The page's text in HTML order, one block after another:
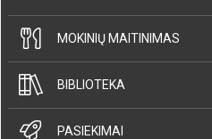
MOKINIŲ MAITINIMAS
BIBLIOTEKA
PASIEKIMAI